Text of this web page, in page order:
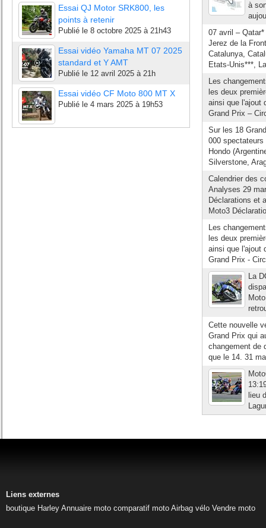
Essai QJ Motor SRK800, les
points à retenir
Publié le 8 octobre 2025 à 21h43
Essai vidéo Yamaha MT 07 2025
standard et Y AMT
Publié le 12 avril 2025 à 21h
Essai vidéo CF Moto 800 MT X
Publié le 4 mars 2025 à 19h53
à
07 avril –
Jerez de la
Catalunya,
Etats-Unis***,
Les
les deux
ainsi que l'ajout
Grand Prix –
Sur les 18
000 spectateurs
Hondo
Silverstone,
Calendrier des
Analyses 29
Déclarations et
Moto3
Les
les deux
ainsi que l'ajout
Grand Prix -
La
Cette nouvelle
Grand Prix qui
changement de
que le 14. 31
lieu
Liens externes
boutique Harley Annuaire moto comparatif moto Airbag vélo Vendre moto